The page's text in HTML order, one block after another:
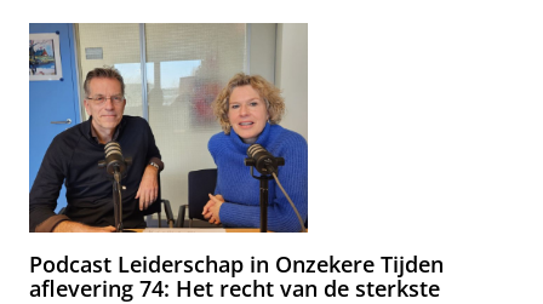
Podcast Leiderschap in Onzekere Tijden
aflevering 74: Het recht van de sterkste